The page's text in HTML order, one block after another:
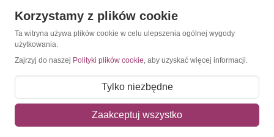
Konto
Moje konto
Mój koszyk
Adres dostawy
Korzystamy z plików cookie
Ta witryna używa plików cookie w celu ulepszenia ogólnej wygody
użytkowania.
Zajrzyj do naszej Polityki plików cookie, aby uzyskać więcej informacji.
Tylko niezbędne
Zaakceptuj wszystko